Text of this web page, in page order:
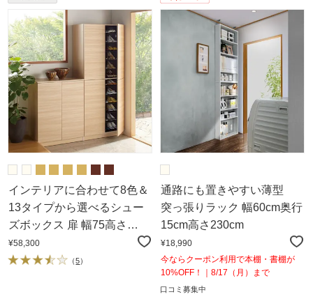
インテリアに合わせて8色＆
13タイプから選べるシュー
ズボックス 扉 幅75高さ
180.5cm
¥58,300
（5）
通路にも置きやすい薄型
突っ張りラック 幅60cm奥行
15cm高さ230cm
¥18,990
今ならクーポン利用で本棚・書棚が
10%OFF！｜8/17（月）まで
口コミ募集中